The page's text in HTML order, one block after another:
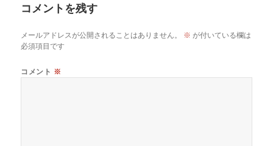
コメントを残す
メールアドレスが公開されることはありません。 ※ が付いている欄は
必須項目です
コメント ※